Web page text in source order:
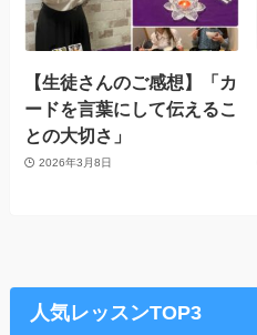
【生徒さんのご感想】「カ
ードを言葉にして伝えるこ
との大切さ」
2026年3月8日
人気レッスンTOP3